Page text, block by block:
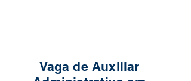
Vaga de Auxiliar